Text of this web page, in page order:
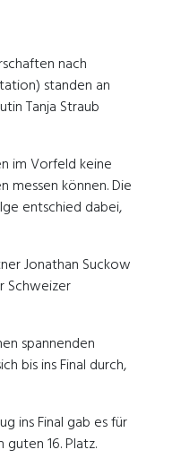
nach
standen an
Tanja Straub
im Vorfeld keine
können. Die
entschied dabei,
Jonathan Suckow
Schweizer
spannenden
bis ins Final durch,
ins Final gab es für
16. Platz.